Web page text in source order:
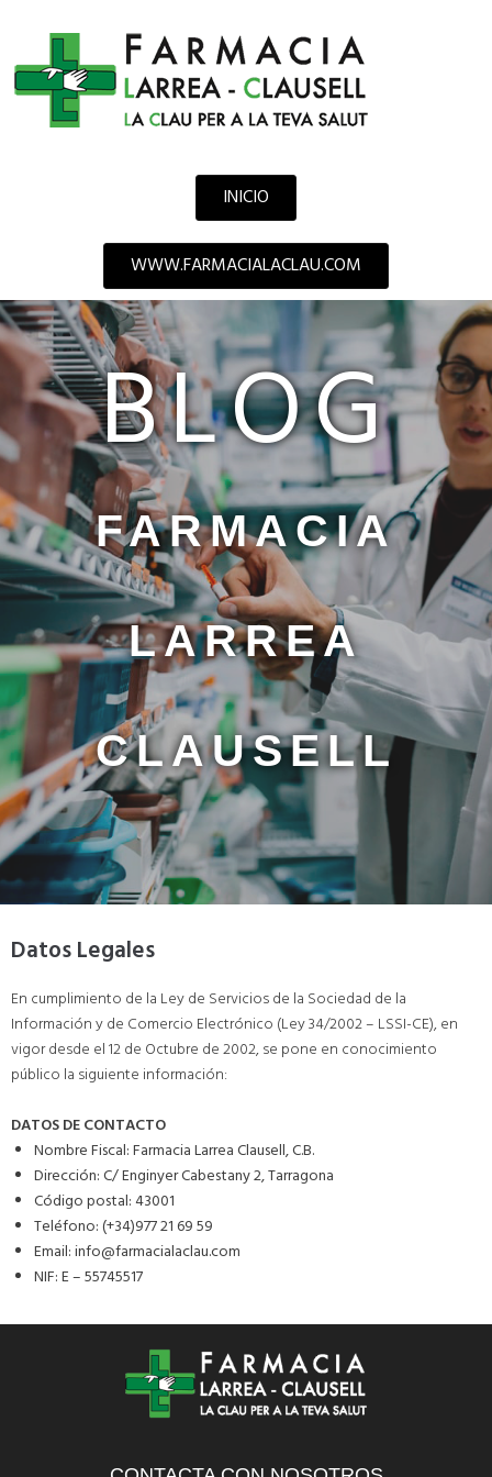
INICIO
WWW.FARMACIALACLAU.COM
BLOG
FARMACIA
LARREA
CLAUSELL
Datos Legales
En cumplimiento de la Ley de Servicios de la Sociedad de la
Información y de Comercio Electrónico (Ley 34/2002 – LSSI-CE), en
vigor desde el 12 de Octubre de 2002, se pone en conocimiento
público la siguiente información:
DATOS DE CONTACTO
Nombre Fiscal: Farmacia Larrea Clausell, C.B.
Dirección: C/ Enginyer Cabestany 2, Tarragona
Código postal: 43001
Teléfono: (+34)977 21 69 59
Email: info@farmacialaclau.com
NIF: E – 55745517